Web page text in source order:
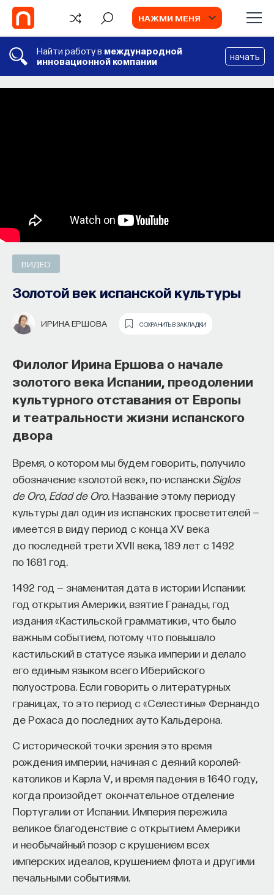
НАЖМИ МЕНЯ
Найти работу в международной
инновационной компании
начать
ВИДЕО
Золотой век испанской культуры
ИРИНА ЕРШОВА СОХРАНИТЬ В ЗАКЛАДКИ
Филолог Ирина Ершова о начале
золотого века Испании, преодолении
культурного отставания от Европы
и театральности жизни испанского
двора
Время, о котором мы будем говорить, получило
обозначение «золотой век», по-испански Siglos
de Oro, Edad de Oro. Название этому периоду
культуры дал один из испанских просветителей —
имеется в виду период с конца XV века
до последней трети XVII века, 189 лет с 1492
по 1681 год.
1492 год — знаменитая дата в истории Испании:
год открытия Америки, взятие Гранады, год
издания «Кастильской грамматики», что было
важным событием, потому что повышало
кастильский в статусе языка империи и делало
его единым языком всего Иберийского
полуострова. Если говорить о литературных
границах, то это период с «Селестины» Фернандо
де Рохаса до последних ауто Кальдерона.
С исторической точки зрения это время
рождения империи, начиная с деяний королей-
католиков и Карла V, и время падения в 1640 году,
когда произойдет окончательное отделение
Португалии от Испании. Империя пережила
великое благоденствие с открытием Америки
и необычайный позор с крушением всех
имперских идеалов, крушением флота и другими
печальными событиями.
СОБЫТИЯ
ВЯЧЕСЛАВ ДУБЫНИН СОХРАНИТЬ В ЗАКЛАДКИ
Как наши память, потребности,
эмоции, внимание, воля связаны
от нейромедиаторов?
Как устроена наша нервная система
на структурном, клеточном и молекулярном
уровнях? В чем состоит роль нейромедиаторов
при управлении психическими и физическими
процессами? Как появляются зависимость,
Каково воздействие на работу мозга гормонов,
иммунной системы?
Ответы на эти и другие вопросы можно найти,
записавшисьна курс «Химия между нейронами:
вещества, которые управляют нами»
Пройдя этот курс, вы научитесь:
— Ориентироваться в общих принципах
работы нашего организма
— Разбираться в биохимических процессах
мозга
— Понимать причины нейро- и психопатологий
— Осознавать связь своего поведения
и эмоций с активностью нейромедиаторов
мозга